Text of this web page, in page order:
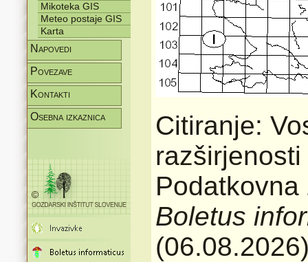
Mikoteka GIS
Meteo postaje GIS
Karta
Napovedi
Povezave
Kontakti
Osebna izkaznica
Citiranje:
Boletus